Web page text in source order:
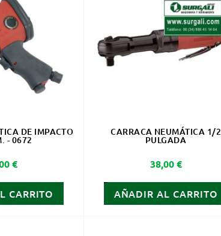
DE IMPACTO
- 0672
€
CARRITO
CARRACA NEUMÁTICA 1/2
PULGADA
Precio
38,00 €
AÑADIR AL CARRITO